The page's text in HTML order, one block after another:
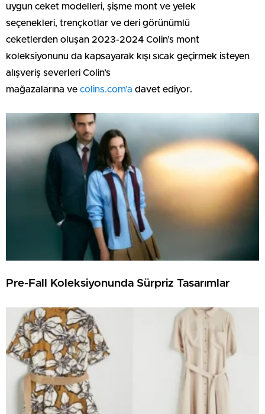
uygun ceket modelleri, şişme mont ve yelek
seçenekleri, trençkotlar ve deri görünümlü
ceketlerden oluşan 2023-2024 Colin’s mont
koleksiyonunu da kapsayarak kışı sıcak geçirmek isteyen
alışveriş severleri Colin’s
mağazalarına ve colins.com’a davet ediyor.
Pre-Fall Koleksiyonunda Sürpriz Tasarımlar